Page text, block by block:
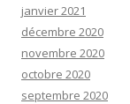
janvier 2021
décembre 2020
novembre 2020
octobre 2020
septembre 2020